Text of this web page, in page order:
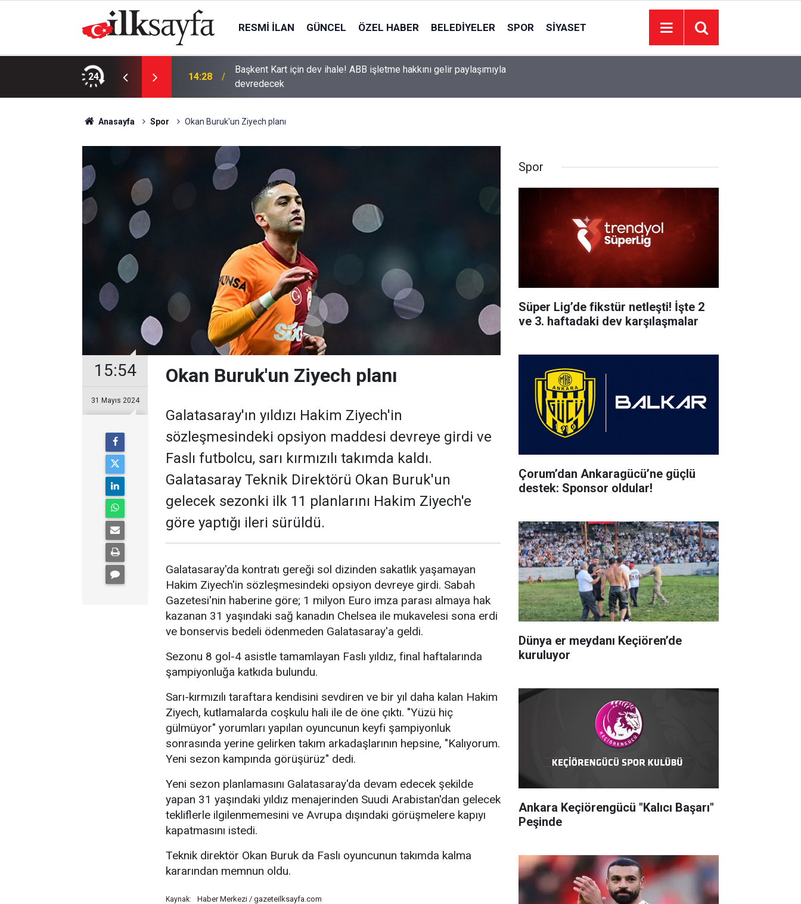
RESMI İLAN GÜNCEL ÖZEL HABER BELEDIYELER SPOR SIYASET
24
20 bin kişilik güç iddiası 14:28
Başkent Kart için dev ihale! ABB işletme hakkını gelir paylaşımıyla
devredecek
Anasayfa Spor Okan Buruk'un Ziyech planı
15:54
31 Mayıs 2024
Okan Buruk'un Ziyech planı
Galatasaray'ın yıldızı Hakim Ziyech'in
sözleşmesindeki opsiyon maddesi devreye girdi ve
Faslı futbolcu, sarı kırmızılı takımda kaldı.
Galatasaray Teknik Direktörü Okan Buruk'un
gelecek sezonki ilk 11 planlarını Hakim Ziyech'e
göre yaptığı ileri sürüldü.
Galatasaray'da kontratı gereği sol dizinden sakatlık yaşamayan
Hakim Ziyech'in sözleşmesindeki opsiyon devreye girdi. Sabah
Gazetesi'nin haberine göre; 1 milyon Euro imza parası almaya hak
kazanan 31 yaşındaki sağ kanadın Chelsea ile mukavelesi sona erdi
ve bonservis bedeli ödenmeden Galatasaray'a geldi.
Sezonu 8 gol-4 asistle tamamlayan Faslı yıldız, final haftalarında
şampiyonluğa katkıda bulundu.
Sarı-kırmızılı taraftara kendisini sevdiren ve bir yıl daha kalan Hakim
Ziyech, kutlamalarda coşkulu hali ile de öne çıktı. "Yüzü hiç
gülmüyor" yorumları yapılan oyuncunun keyfi şampiyonluk
sonrasında yerine gelirken takım arkadaşlarının hepsine, "Kalıyorum.
Yeni sezon kampında görüşürüz" dedi.
Yeni sezon planlamasını Galatasaray'da devam edecek şekilde
yapan 31 yaşındaki yıldız menajerinden Suudi Arabistan'dan gelecek
tekliflerle ilgilenmemesini ve Avrupa dışındaki görüşmelere kapıyı
kapatmasını istedi.
Teknik direktör Okan Buruk da Faslı oyuncunun takımda kalma
kararından memnun oldu.
Kaynak: Haber Merkezi / gazeteilksayfa.com
Spor
Süper Lig’de fikstür netleşti! İşte 2
ve 3. haftadaki dev karşılaşmalar
Çorum’dan Ankaragücü’ne güçlü
destek: Sponsor oldular!
Dünya er meydanı Keçiören’de
kuruluyor
Ankara Keçiörengücü "Kalıcı Başarı"
Peşinde